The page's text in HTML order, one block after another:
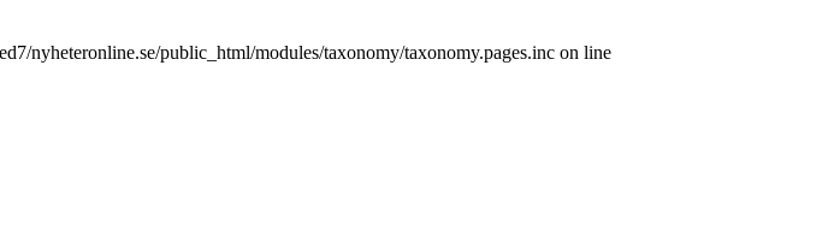
nyheteronline.se/public_html/modules/taxonomy/taxonomy.pages.inc on line